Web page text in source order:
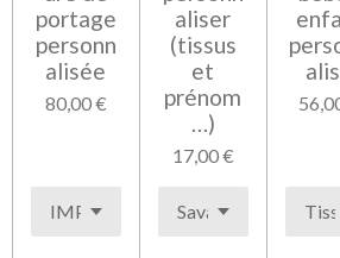
portage
personn
alisée
80,00 €
aliser
(tissus
et
prénom
…)
17,00 €